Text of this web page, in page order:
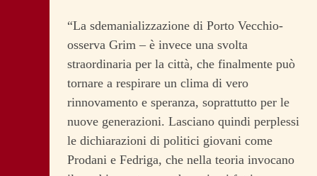
“La sdemanializzazione di Porto Vecchio-
osserva Grim – è invece una svolta
straordinaria per la città, che finalmente può
tornare a respirare un clima di vero
rinnovamento e speranza, soprattutto per le
nuove generazioni. Lasciano quindi perplessi
le dichiarazioni di politici giovani come
Prodani e Fedriga, che nella teoria invocano